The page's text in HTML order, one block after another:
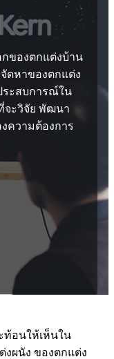
กของตกแต่งบ้าน
ดหาของตกแต่ง
ะสบการณ์ใน
จะวิจัย พัฒนา
ความต้องการ
ท้อนให้เห็นใน
งผนัง ของตกแต่ง